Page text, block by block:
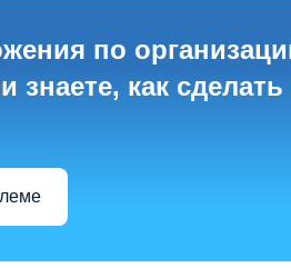
по
знаете, как